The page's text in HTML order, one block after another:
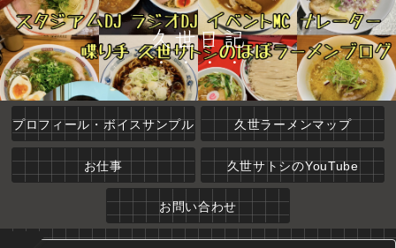
久世日記
プロフィール・ボイスサンプル 久世ラーメンマップ
お仕事 久世サトシのYouTube
お問い合わせ